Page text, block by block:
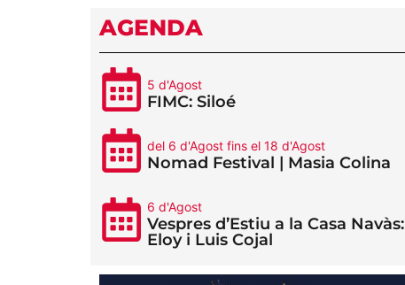
AGENDA
5 d'Agost
FIMC: Siloé
del 6 d'Agost fins el 18 d'Agost
Nomad Festival | Masia Colina
6 d'Agost
Vespres d’Estiu a la Casa Navàs:
Eloy i Luis Cojal